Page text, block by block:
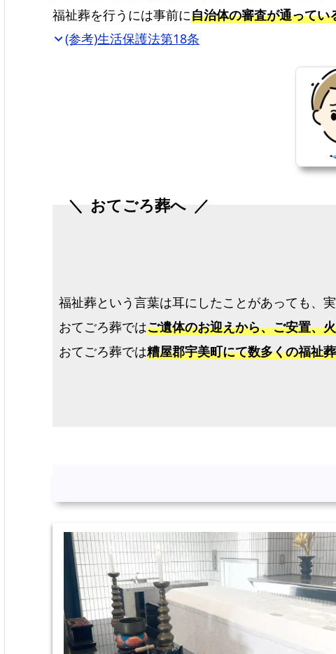
福祉葬を行うには事前に自治体の審査が通ってい
expand_more(参考)生活保護法第18条
おてごろ葬へ
福祉葬という言葉は耳にしたことがあっても、
おてごろ葬ではご遺体のお迎えから、ご安置、
おてごろ葬では糟屋郡宇美町にて数多くの福祉